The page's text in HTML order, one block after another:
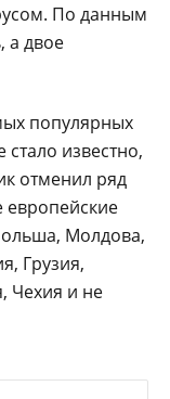
По данным
а двое
популярных
известно,
отменил ряд
европейские
Молдова,
Грузия,
Чехия и не